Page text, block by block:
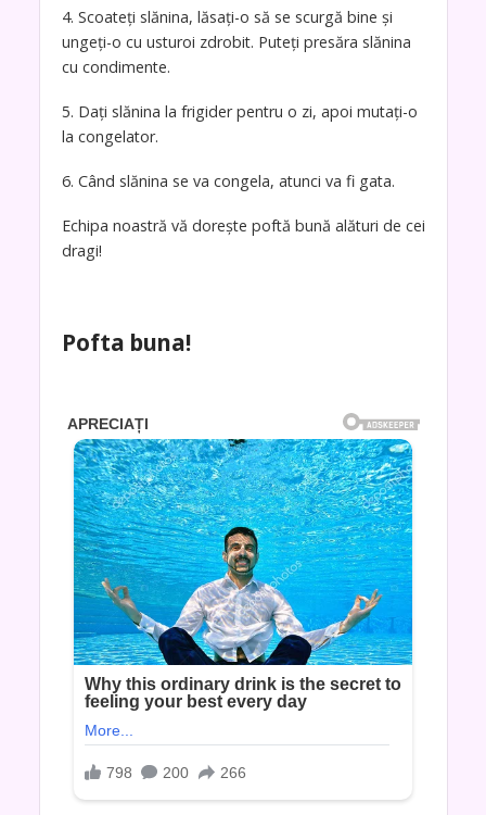
4. Scoateți slănina, lăsați-o să se scurgă bine și
ungeți-o cu usturoi zdrobit. Puteți presăra slănina
cu condimente.
5. Dați slănina la frigider pentru o zi, apoi mutați-o
la congelator.
6. Când slănina se va congela, atunci va fi gata.
Echipa noastră vă dorește poftă bună alături de cei
dragi!
Pofta buna!